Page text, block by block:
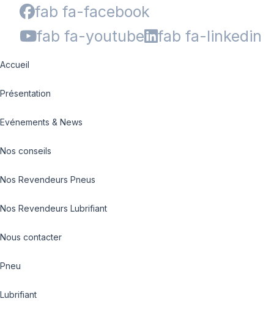
fab fa-facebook
fab fa-youtube
fab fa-linkedin
Accueil
Présentation
Evénements & News
Nos conseils
Nos Revendeurs Pneus
Nos Revendeurs Lubrifiant
Nous contacter
Pneu
Lubrifiant